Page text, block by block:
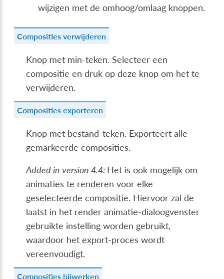
wijzigen met de omhoog/omlaag knoppen.
Composities verwijderen
Knop met min-teken. Selecteer een
compositie en druk op deze knop om het te
verwijderen.
Composities exporteren
Knop met bestand-teken. Exporteert alle
gemarkeerde composities.
Added in version 4.4: Het is ook mogelijk om
animaties te renderen voor elke
geselecteerde compositie. Hiervoor zal de
laatst in het render animatie-dialoogvenster
gebruikte instelling worden gebruikt,
waardoor het export-proces wordt
vereenvoudigt.
Composities bijwerken